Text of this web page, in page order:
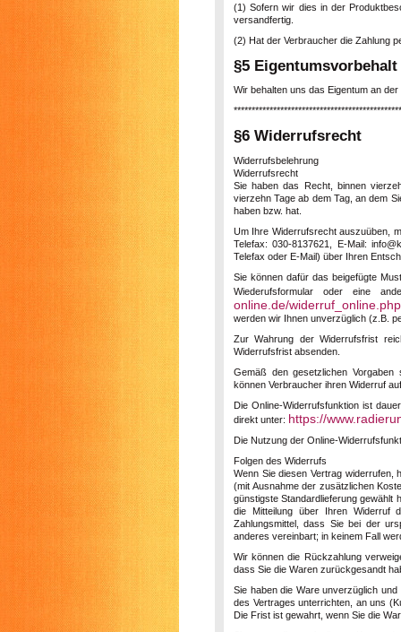
(1) Sofern wir dies in der
versandfertig.
(2) Hat der Verbraucher die Zahlung
§5 Eigentumsvorbehalt
Wir behalten uns das Eigentum an
§6 Widerrufsrecht
Widerrufsbelehrung
Widerrufsrecht
Sie haben das Recht, binnen
vierzehn Tage ab dem Tag, an dem
haben bzw. hat.
Um Ihre Widerrufsrecht auszuüben,
Telefax: 030-8137621, E-Mail:
Telefax oder E-Mail) über Ihren
Sie können dafür das beigefügte
Wiederufsformular oder eine
online.de/widerruf_online.php
werden wir Ihnen unverzüglich (z.B.
Zur Wahrung der Widerrufsfrist
Widerrufsfrist absenden.
Gemäß den gesetzlichen Vorgaben
können Verbraucher ihren Widerruf
Die Online-Widerrufsfunktion ist
direkt unter: https://
Die Nutzung der Online-
Folgen des Widerrufs
Wenn Sie diesen Vertrag widerrufen,
(mit Ausnahme der zusätzlichen
günstigste Standardlieferung gewählt
die Mitteilung über Ihren Widerruf
Zahlungsmittel, dass Sie bei der
anderes vereinbart; in keinem Fall
Wir können die Rückzahlung
dass Sie die Waren zurückgesandt
Sie haben die Ware unverzüglich
des Vertrages unterrichten, an uns (
Die Frist ist gewahrt, wenn Sie die